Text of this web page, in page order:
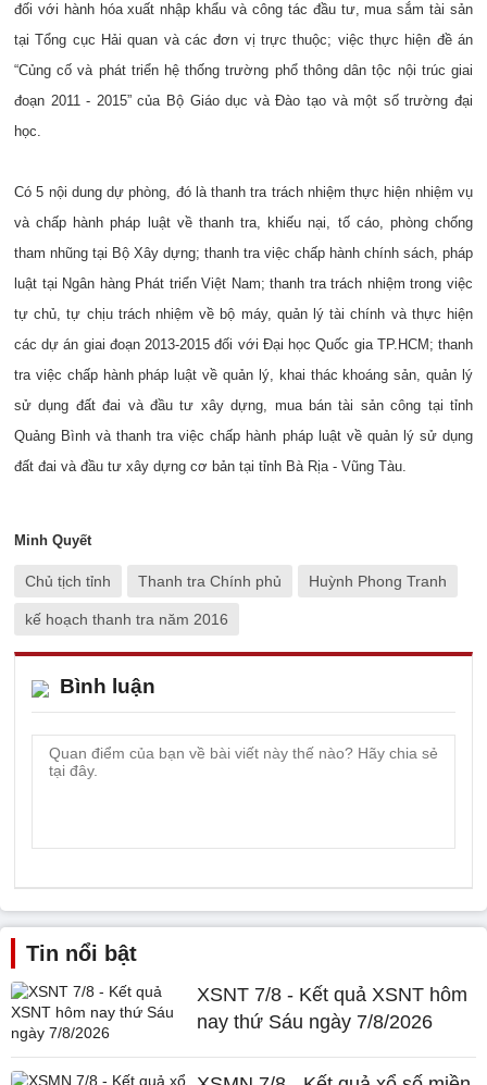
đối với hành hóa xuất nhập khẩu và công tác đầu tư, mua sắm tài sản
tại Tổng cục Hải quan và các đơn vị trực thuộc; việc thực hiện đề án
“Củng cố và phát triển hệ thống trường phổ thông dân tộc nội trúc giai
đoạn 2011 - 2015” của Bộ Giáo dục và Đào tạo và một số trường đại
học.
Có 5 nội dung dự phòng, đó là thanh tra trách nhiệm thực hiện nhiệm vụ
và chấp hành pháp luật về thanh tra, khiếu nại, tố cáo, phòng chống
tham nhũng tại Bộ Xây dựng; thanh tra việc chấp hành chính sách, pháp
luật tại Ngân hàng Phát triển Việt Nam; thanh tra trách nhiệm trong việc
tự chủ, tự chịu trách nhiệm về bộ máy, quản lý tài chính và thực hiện
các dự án giai đoạn 2013-2015 đối với Đại học Quốc gia TP.HCM; thanh
tra việc chấp hành pháp luật về quản lý, khai thác khoáng sản, quản lý
sử dụng đất đai và đầu tư xây dựng, mua bán tài sản công tại tỉnh
Quảng Bình và thanh tra việc chấp hành pháp luật về quản lý sử dụng
đất đai và đầu tư xây dựng cơ bản tại tỉnh Bà Rịa - Vũng Tàu.
Minh Quyết
Chủ tịch tỉnh Thanh tra Chính phủ Huỳnh Phong Tranh
kế hoạch thanh tra năm 2016
Bình luận
Tin nổi bật
XSNT 7/8 - Kết quả XSNT hôm
nay thứ Sáu ngày 7/8/2026